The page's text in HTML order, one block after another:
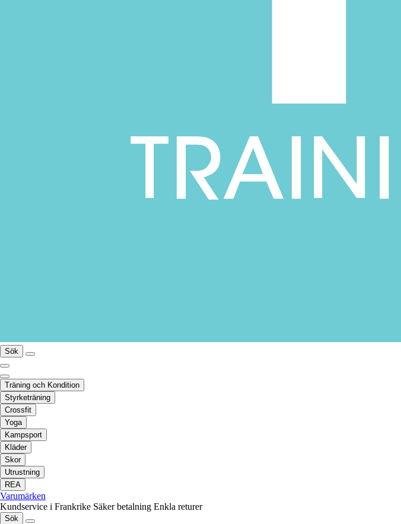
Sök
Träning och Kondition
Styrketräning
Crossfit
Yoga
Kampsport
Kläder
Skor
Utrustning
REA
Varumärken
Kundservice i Frankrike Säker betalning Enkla returer
Sök